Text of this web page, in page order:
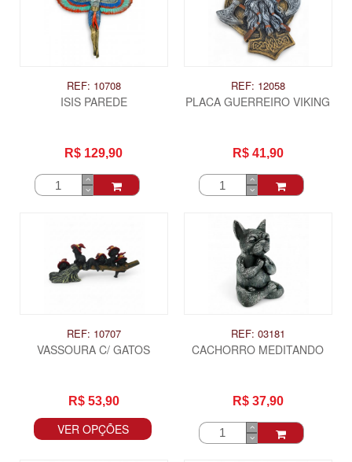
REF: 10708
ISIS PAREDE
R$ 129,90
REF: 12058
PLACA GUERREIRO VIKING
R$ 41,90
REF: 10707
VASSOURA C/ GATOS
R$ 53,90
VER OPÇÕES
REF: 03181
CACHORRO MEDITANDO
R$ 37,90